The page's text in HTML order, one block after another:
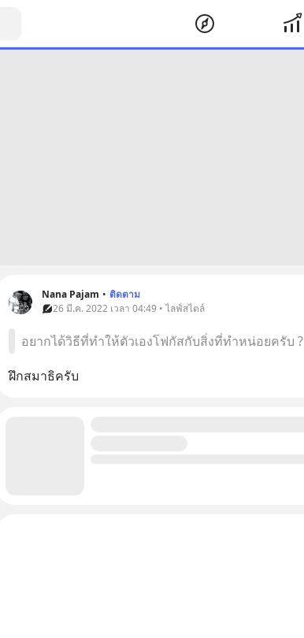
Nana Pajam • ติดตาม
26 มี.ค. 2022 เวลา 04:49 • ไลฟ์สไตล์
อยากได้วิธีที่ทำให้ตัวเองโฟกัสกับสิ่งที่ทำหน่อยครับ ?
ฝึกสมาธิครับ